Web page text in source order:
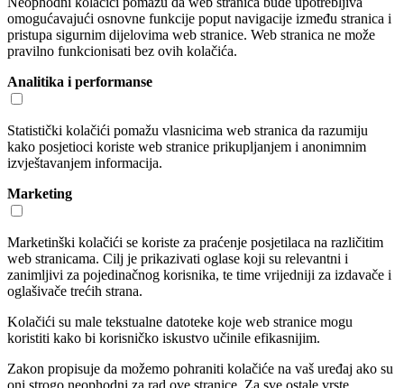
omogućavajući osnovne funkcije poput navigacije između stranica i
pristupa sigurnim dijelovima web stranice. Web stranica ne može
pravilno funkcionisati bez ovih kolačića.
Analitika i performanse
Statistički kolačići pomažu vlasnicima web stranica da razumiju
kako posjetioci koriste web stranice prikupljanjem i anonimnim
izvještavanjem informacija.
Marketing
Marketinški kolačići se koriste za praćenje posjetilaca na različitim
web stranicama. Cilj je prikazivati oglase koji su relevantni i
zanimljivi za pojedinačnog korisnika, te time vrijedniji za izdavače i
oglašivače trećih strana.
Kolačići su male tekstualne datoteke koje web stranice mogu
koristiti kako bi korisničko iskustvo učinile efikasnijim.
Zakon propisuje da možemo pohraniti kolačiće na vaš uređaj ako su